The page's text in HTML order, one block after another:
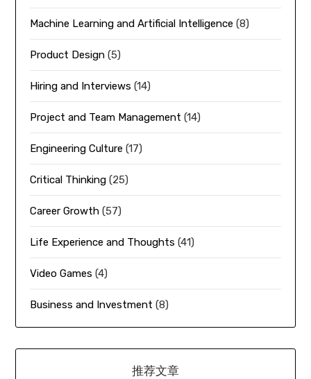
Machine Learning and Artificial Intelligence (8)
Product Design (5)
Hiring and Interviews (14)
Project and Team Management (14)
Engineering Culture (17)
Critical Thinking (25)
Career Growth (57)
Life Experience and Thoughts (41)
Video Games (4)
Business and Investment (8)
推荐文章